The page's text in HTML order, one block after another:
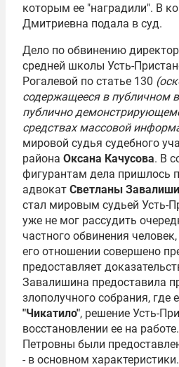
которым ее "наградили". В
Дмитриевна подала в суд.
Дело по обвинению
средней школы Усть-
Рогалевой по статье 130
содержащееся в публичном
публично
средствах массовой
мировой судья судебного
района Оксана Качусова. В
фигурантам дела пришлось
адвокат Светланы
стал мировым судьей Усть-
уже не мог рассудить
частного обвинения
его отношении совершено
предоставляет
Завалишина предоставила
злополучного собрания, где
"Чикатило", решение Усть-
восстановлении ее на
Петровны были
- в основном